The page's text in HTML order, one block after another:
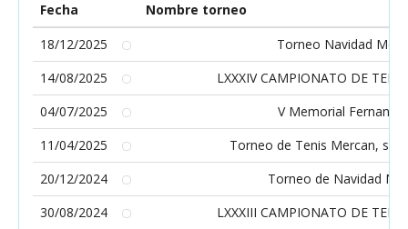
Fecha
Nombre torneo
18/12/2025
Torneo Navidad
14/08/2025
LXXXIV CAMPIONATO DE
04/07/2025
V Memorial
11/04/2025
Torneo de Tenis Mercan,
20/12/2024
Torneo de Navidad
30/08/2024
LXXXIII CAMPIONATO DE